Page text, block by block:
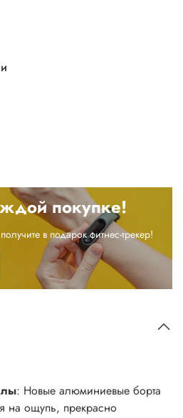
покупке!
в подарок фитнес-трекер!
: Новые алюминиевые борта
на ощупь, прекрасно